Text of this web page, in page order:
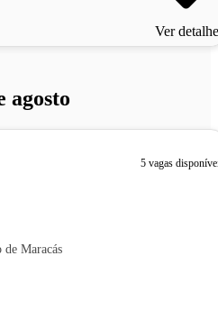
Ver
agosto
5 vagas
Maracás